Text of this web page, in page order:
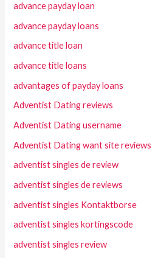
advance payday loan
advance payday loans
advance title loan
advance title loans
advantages of payday loans
Adventist Dating reviews
Adventist Dating username
Adventist Dating want site reviews
adventist singles de review
adventist singles de reviews
adventist singles Kontaktborse
adventist singles kortingscode
adventist singles review